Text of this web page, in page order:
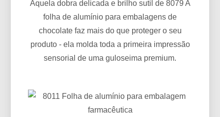
Aquela dobra delicada e brilho sutil de 8079 A
folha de alumínio para embalagens de
chocolate faz mais do que proteger o seu
produto - ela molda toda a primeira impressão
sensorial de uma guloseima premium.